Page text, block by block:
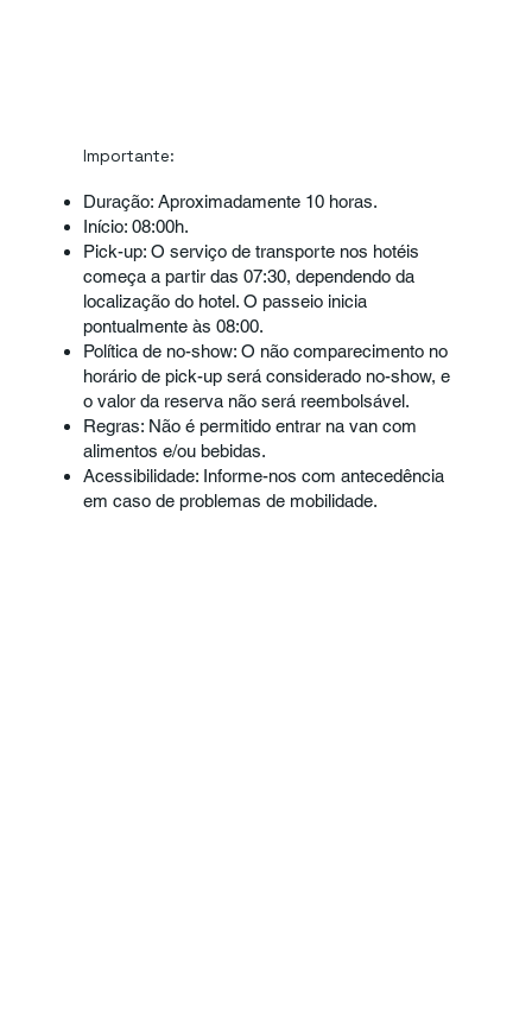
Importante:
Duração: Aproximadamente 10 horas.
Início: 08:00h.
Pick-up: O serviço de transporte nos hotéis
começa a partir das 07:30, dependendo da
localização do hotel. O passeio inicia
pontualmente às 08:00.
Política de no-show: O não comparecimento no
horário de pick-up será considerado no-show, e
o valor da reserva não será reembolsável.
Regras: Não é permitido entrar na van com
alimentos e/ou bebidas.
Acessibilidade: Informe-nos com antecedência
em caso de problemas de mobilidade.